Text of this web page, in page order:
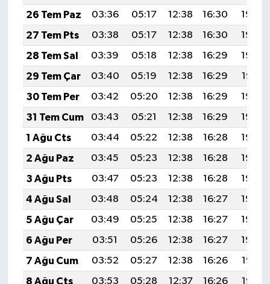
26 Tem Paz
03:36 05:17 12:38 16:30
19:50
27 Tem Pts
03:38 05:17 12:38 16:30
19:49
28 Tem Sal
03:39 05:18 12:38 16:29
19:48
29 Tem Çar
03:40 05:19 12:38 16:29
19:47
30 Tem Per
03:42 05:20 12:38 16:29
19:46
31 Tem Cum
03:43 05:21 12:38 16:29
19:46
1 Ağu Cts
03:44 05:22 12:38 16:28
19:45
2 Ağu Paz
03:45 05:23 12:38 16:28
19:44
3 Ağu Pts
03:47 05:23 12:38 16:28
19:43
4 Ağu Sal
03:48 05:24 12:38 16:27
19:42
5 Ağu Çar
03:49 05:25 12:38 16:27
19:40
6 Ağu Per
03:51 05:26 12:38 16:27
19:39
7 Ağu Cum
03:52 05:27 12:38 16:26
19:38
8 Ağu Cts
03:53 05:28 12:37 16:26
19:37